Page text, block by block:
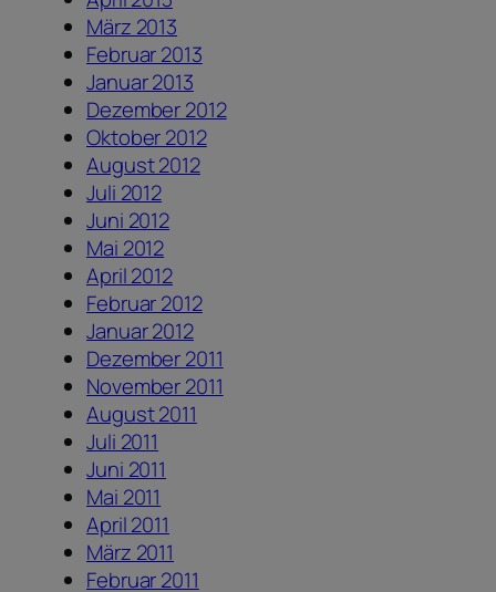
März 2013
Februar 2013
Januar 2013
Dezember 2012
Oktober 2012
August 2012
Juli 2012
Juni 2012
Mai 2012
April 2012
Februar 2012
Januar 2012
Dezember 2011
November 2011
August 2011
Juli 2011
Juni 2011
Mai 2011
April 2011
März 2011
Februar 2011